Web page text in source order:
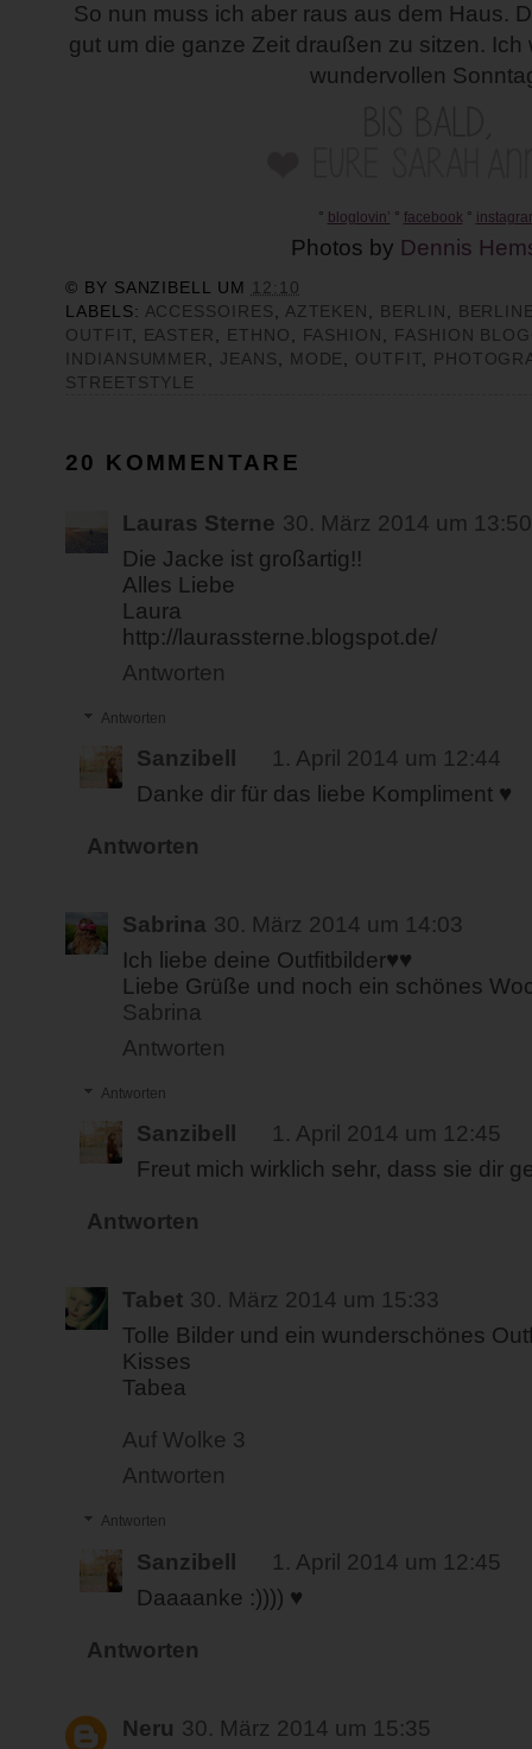
So nun muss ich aber raus aus dem Haus.
gut um die ganze Zeit draußen zu sitzen.
wundervollen
° bloglovin’ ° facebook°
Photos by Dennis
© BY SANZIBELL UM 12:10
LABELS: ACCESSOIRES AZTEKEN BERLIN
OUTFIT, EASTER ETHNO FASHION
FASHION
INDIANSUMMER
JEANS MODE OUTFIT,
STREETSTYLE
20 KOMMENTARE
Lauras Sterne 30. März 2014 um 13:50
Die Jacke ist großartig!!
Alles Liebe
Laura
http://laurassterne.blogspot.de/
Antworten
Antworten
Sanzibell
1. April 2014 um 12:44
Danke dir für das liebe Kompliment ♥
Antworten
Sabrina 30. März 2014 um 14:03
Ich liebe deine Outfitbilder♥♥
Liebe Grüße und noch ein schönes
Sabrina
Antworten
Antworten
Sanzibell
1. April 2014 um 12:45
Freut mich wirklich sehr, dass sie dir
Antworten
Tabet 30. März 2014 um 15:33
Tolle Bilder und ein wunderschönes
Kisses
Tabea
Auf Wolke 3
Antworten
Antworten
Sanzibell
1. April 2014 um 12:45
Daaaanke :)))) ♥
Antworten
Neru 30. März 2014 um 15:35